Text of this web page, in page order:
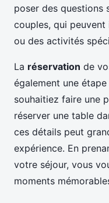
poser des questions
couples, qui
ou des activités
La réservation de
également une
souhaitiez faire une
réserver une table
ces détails peut
expérience. En
votre séjour, vous
moments